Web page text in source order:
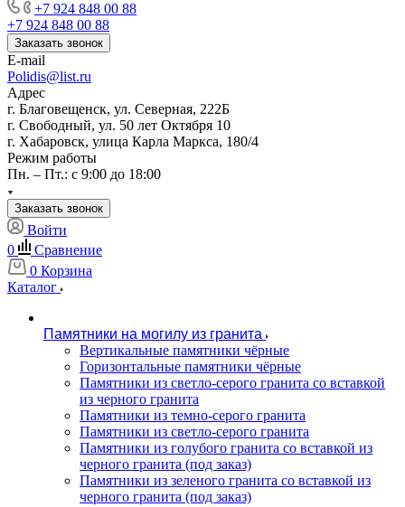
+7 924 848 00 88
+7 924 848 00 88
Заказать звонок
E-mail
Polidis@list.ru
Адрес
г. Благовещенск, ул. Северная, 222Б
г. Свободный, ул. 50 лет Октября 10
г. Хабаровск, улица Карла Маркса, 180/4
Режим работы
Пн. – Пт.: с 9:00 до 18:00
Заказать звонок
Войти
0
Сравнение
0 Корзина
Каталог
Памятники на могилу из гранита
Вертикальные памятники чёрные
Горизонтальные памятники чёрные
Памятники из светло-серого гранита со вставкой
из черного гранита
Памятники из темно-серого гранита
Памятники из светло-серого гранита
Памятники из голубого гранита со вставкой из
черного гранита (под заказ)
Памятники из зеленого гранита со вставкой из
черного гранита (под заказ)